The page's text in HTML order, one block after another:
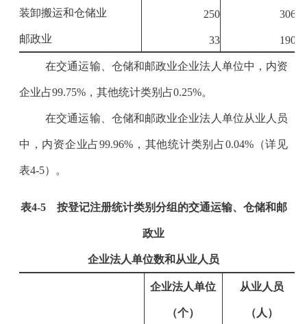
装卸搬运和仓储业 250 3068
邮政业 33 1900
在交通运输、仓储和邮政业企业法人单位中，内资
企业占99.75%，其他统计类别占0.25%。
在交通运输、仓储和邮政业企业法人单位从业人员
中，内资企业占99.96% ，其他统计类别占0.04%（详见
表4-5）。
表4-5按登记注册统计类别分组的交通运输、仓储和邮
政业
企业法人单位数和从业人员
企业法人单位
（个）
从业人员
（人）